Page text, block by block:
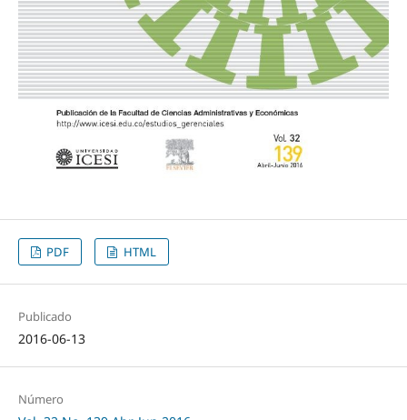
PDF HTML
Publicado
2016-06-13
Número